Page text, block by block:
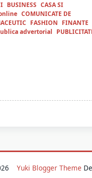
BUSINESS CASA SI
COMUNICATE DE
FASHION FINANTE
advertorial
Yuki Blogger Theme